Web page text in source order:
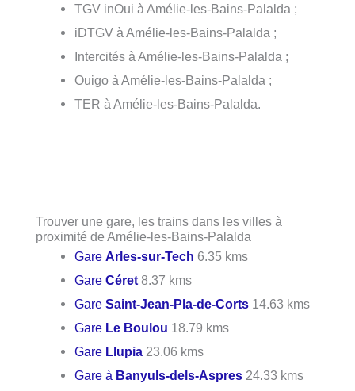
TGV inOui à Amélie-les-Bains-Palalda ;
iDTGV à Amélie-les-Bains-Palalda ;
Intercités à Amélie-les-Bains-Palalda ;
Ouigo à Amélie-les-Bains-Palalda ;
TER à Amélie-les-Bains-Palalda.
Trouver une gare, les trains dans les villes à
proximité de Amélie-les-Bains-Palalda
GareArles-sur-Tech 6.35 kms
GareCéret 8.37 kms
GareSaint-Jean-Pla-de-Corts 14.63 kms
Gare Le Boulou 18.79 kms
Gare Llupia 23.06 kms
Gare à Banyuls-dels-Aspres 24.33 kms